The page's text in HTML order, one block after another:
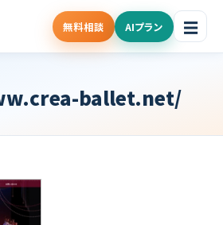
無料相談 AIプラン ☰
ballet.net/